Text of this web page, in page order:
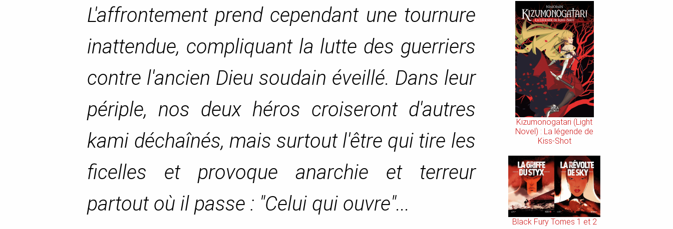
L'affrontement prend cependant une tournure
inattendue, compliquant la lutte des guerriers
contre l'ancien Dieu soudain éveillé. Dans leur
périple, nos deux héros croiseront d'autres
kami déchaînés, mais surtout l'être qui tire les
ficelles et provoque anarchie et terreur
partout où il passe : "Celui qui ouvre"...
Kizumonogatari (Light
Novel) : La légende de
Kiss-Shot
Black Fury Tomes 1 et 2